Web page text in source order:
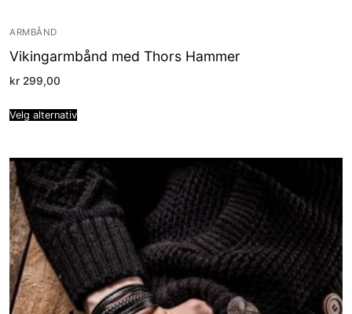
ARMBÅND
Vikingarmbånd med Thors Hammer
kr 299,00
Velg alternativ